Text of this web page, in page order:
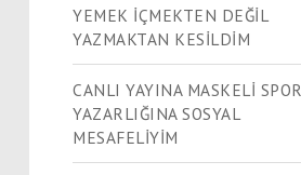
YEMEK İÇMEKTEN DEĞİL
YAZMAKTAN KESİLDİM
CANLI YAYINA MASKELİ SPOR
YAZARLIĞINA SOSYAL
MESAFELİYİM